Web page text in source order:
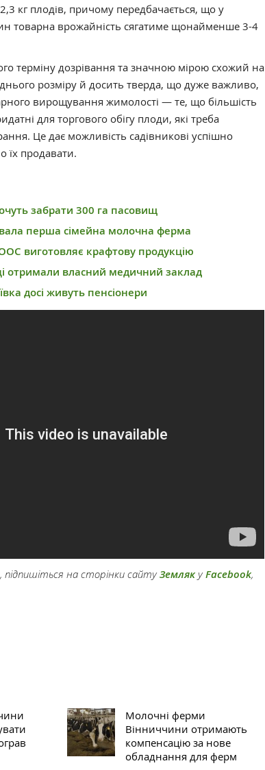
кг плодів, причому передбачається, що у
товарна врожайність сягатиме щонайменше 3-4
терміну дозрівання та значною мірою схожий на
розміру й досить тверда, що дуже важливо,
вирощування жимолості — те, що більшість
для торгового обігу плоди, які треба
Це дає можливість садівникові успішно
їх продавати.
забрати 300 га пасовищ
перша сімейна молочна ферма
виготовляє крафтову продукцію
отримали власний медичний заклад
досі живуть пенсіонери
на сторінки сайтуЗемлякуFacebook,
Молочні ферми
Вінниччини отримають
компенсацію за нове
обладнання для ферм